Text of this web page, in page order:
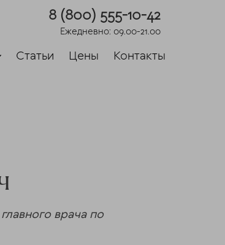
8 (800) 555-10-42
Ежедневно: 09.00-21.00
Статьи Цены Контакты
врача по